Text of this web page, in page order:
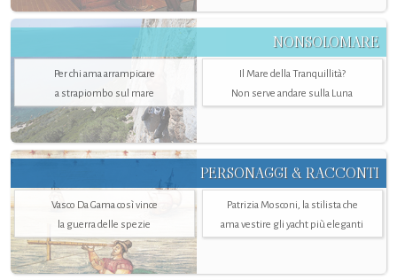
NONSOLOMARE
Per chi ama arrampicare
a strapiombo sul mare
Il Mare della Tranquillità?
Non serve andare sulla Luna
PERSONAGGI & RACCONTI
Vasco Da Gama così vince
la guerra delle spezie
Patrizia Mosconi, la stilista che
ama vestire gli yacht più eleganti